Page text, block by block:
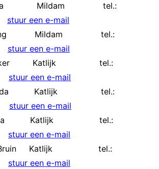
Mildam tel.:
stuur een e-mail
Jong Mildam tel.:
stuur een e-mail
Katlijk tel.:
stuur een e-mail
Katlijk tel.:
stuur een e-mail
Katlijk tel.:
stuur een e-mail
Bruin Katlijk tel.:
stuur een e-mail